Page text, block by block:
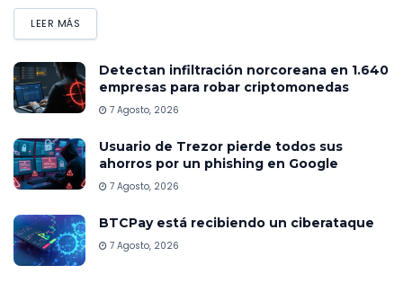
LEER MÁS
Detectan infiltración norcoreana en 1.640
empresas para robar criptomonedas
7 Agosto, 2026
Usuario de Trezor pierde todos sus
ahorros por un phishing en Google
7 Agosto, 2026
BTCPay está recibiendo un ciberataque
7 Agosto, 2026